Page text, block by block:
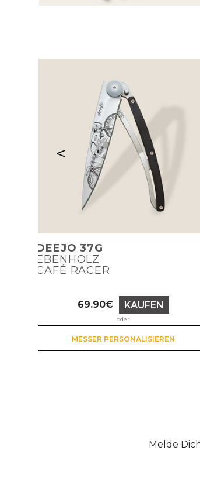
DEEJO 37G
EBENHOLZ
CAFÉ RACER
Preis
69.90€ KAUFEN
oder
MESSER PERSONALISIEREN
<
Melde